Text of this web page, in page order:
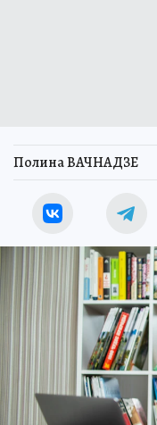
Полина ВАЧНАДЗЕ